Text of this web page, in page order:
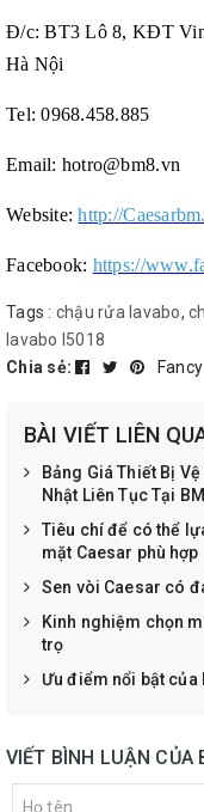
Đ/c: BT3 Lô 8, KĐT
Hà Nội
Tel: 0968.458.885
Email: hotro@bm8.vn
Website:http://
Facebook: https://
Tags : chậu rửa lavabo,
lavabo l5018
Chia sẻ:
Fancy
BÀI VIẾT LIÊN
Bảng Giá Thiết Bị
Nhật Liên Tục Tại
Tiêu chí để có thể
mặt Caesar phù hợp
Sen vòi Caesar có
Kinh nghiệm chọn
trọ
Ưu điểm nổi bật của
VIẾT BÌNH LUẬN CỦA